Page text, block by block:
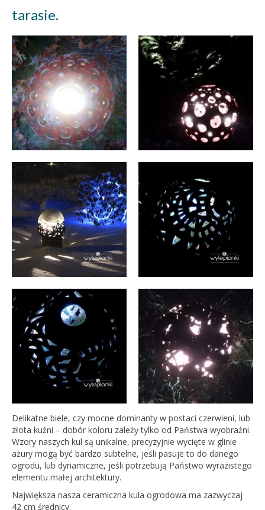
tarasie.
Delikatne biele, czy mocne dominanty w postaci czerwieni, lub
złota kuźni – dobór koloru zależy tylko od Państwa wyobraźni.
Wzory naszych kul są unikalne, precyzyjnie wycięte w glinie
ażury mogą być bardzo subtelne, jeśli pasuje to do danego
ogrodu, lub dynamiczne, jeśli potrzebują Państwo wyrazistego
elementu małej architektury.
Największa nasza ceramiczna kula ogrodowa ma zazwyczaj
42 cm średnicy.